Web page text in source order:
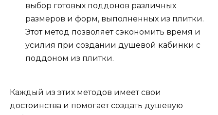
выбор готовых поддонов различных
размеров и форм, выполненных из плитки.
Этот метод позволяет сэкономить время и
усилия при создании душевой кабинки с
поддоном из плитки.
Каждый из этих методов имеет свои
достоинства и помогает создать душевую